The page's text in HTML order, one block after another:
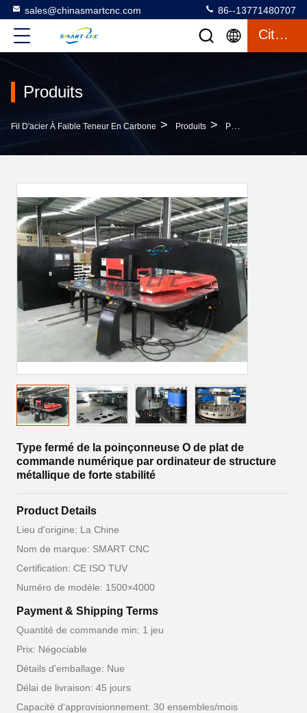
sales@chinasmartcnc.com 86--13771480707
Citation
Produits
Fil D'acier À Faible Teneur En Carbone > Produits > Poinçonneuse De Tourelle De Commande Numérique Par Ordinateur
Type fermé de la poinçonneuse O de plat de
commande numérique par ordinateur de structure
métallique de forte stabilité
Product Details
Lieu d'origine: La Chine
Nom de marque: SMART CNC
Certification: CE ISO TUV
Numéro de modèle: 1500×4000
Payment & Shipping Terms
Quantité de commande min: 1 jeu
Prix: Négociable
Détails d'emballage: Nue
Délai de livraison: 45 jours
Capacité d'approvisionnement: 30 ensembles/mois